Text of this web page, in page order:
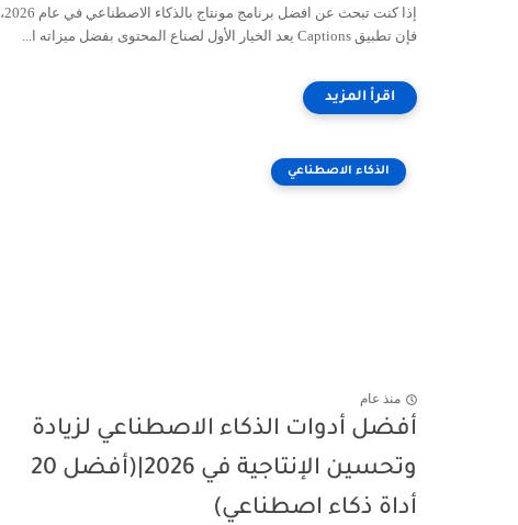
إذا كنت تبحث عن افضل برنامج مونتاج بالذكاء الاصطناعي في عام 2026،
فإن تطبيق Captions يعد الخيار الأول لصناع المحتوى بفضل ميزاته ا...
الذكاء الاصطناعي
منذ عام
أفضل أدوات الذكاء الاصطناعي لزيادة
وتحسين الإنتاجية في 2026|(أفضل 20
أداة ذكاء اصطناعي)